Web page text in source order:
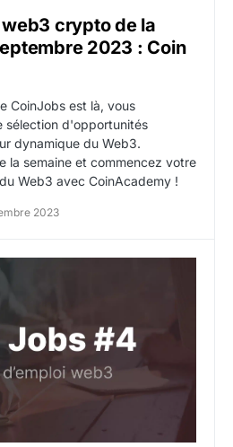
web3 crypto de la
2023 : Coin
CoinJobs est là, vous
sélection d'opportunités
dynamique du Web3.
la semaine et commencez votre
Web3 avec CoinAcademy !
2023